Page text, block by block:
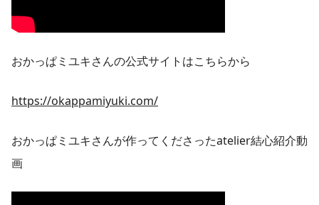
おかっぱミユキさんの公式サイトはこちらから
https://okappamiyuki.com/
おかっぱミユキさんが作ってくださったatelier結心紹介動
画